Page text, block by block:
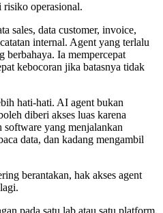
operasional.
sales, data customer, invoice,
internal. Agent yang terlalu
berbahaya. Ia mempercepat
kebocoran jika batasnya tidak
hati-hati. AI agent bukan
diberi akses luas karena
software yang menjalankan
data, dan kadang mengambil
berantakan, hak akses agent